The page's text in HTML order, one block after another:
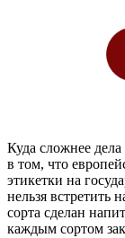
Куда сложнее
в том, что
этикетки на
нельзя встретить
сорта сделан
каждым сортом